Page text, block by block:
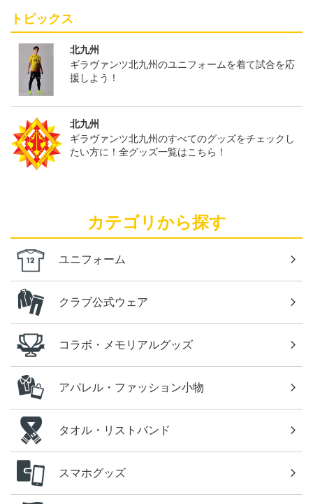
トピックス
北九州
ギラヴァンツ北九州のユニフォームを着て試合を応
援しよう！
北九州
ギラヴァンツ北九州のすべてのグッズをチェックし
たい方に！全グッズ一覧はこちら！
カテゴリから探す
ユニフォーム
クラブ公式ウェア
コラボ・メモリアルグッズ
アパレル・ファッション小物
タオル・リストバンド
スマホグッズ